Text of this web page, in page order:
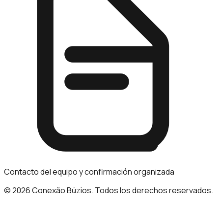
Contacto del equipo y confirmación organizada
© 2026 Conexão Búzios. Todos los derechos reservados.